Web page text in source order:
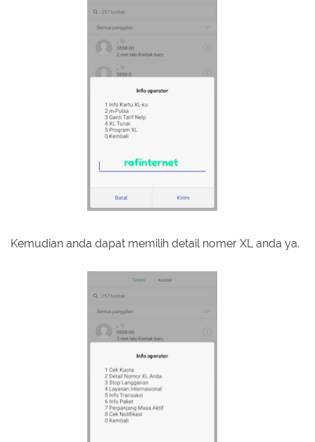
Kemudian anda dapat memilih detail nomer XL anda ya.